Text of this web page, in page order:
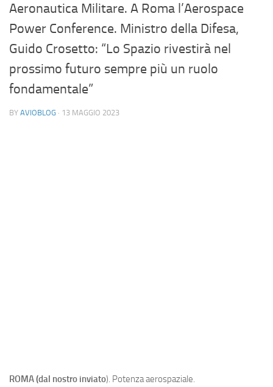
Disclaimer
Feed
Prenota Voli
Aeronautica Militare
Aeroporti
Compagnie Aeree
Forze Aeree
Incidenti e inconvenienti aerei
Industria
Eventi
Aeronautica Militare. A Roma l’Aerospace
Power Conference. Ministro della Difesa,
Guido Crosetto: “Lo Spazio rivestirà nel
prossimo futuro sempre più un ruolo
fondamentale”
BY AVIOBLOG · 13 MAGGIO 2023
ROMA(dal nostro inviato). Potenza aerospaziale.